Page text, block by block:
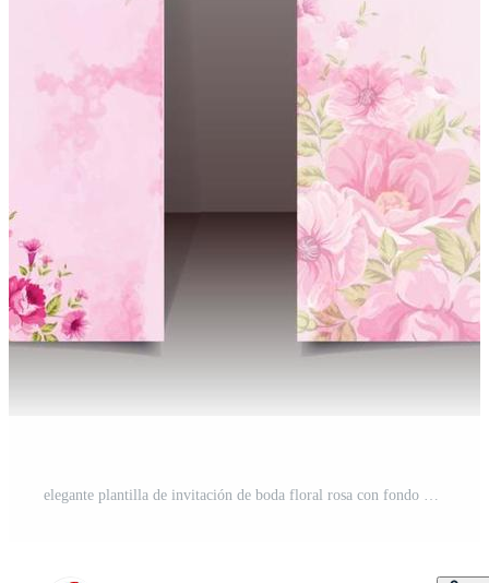
elegante plantilla de invitación de boda floral rosa con fondo de acuarela Vector Pro